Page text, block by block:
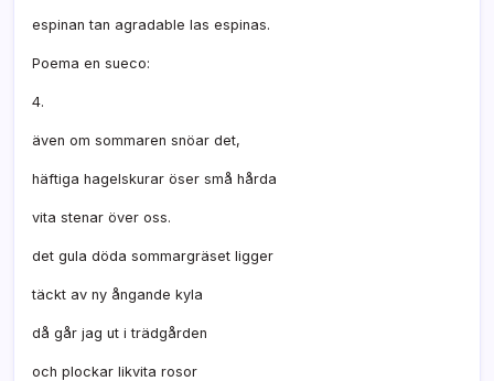
espinan tan agradable las espinas.
Poema en sueco:
4.
även om sommaren snöar det,
häftiga hagelskurar öser små hårda
vita stenar över oss.
det gula döda sommargräset ligger
täckt av ny ångande kyla
då går jag ut i trädgården
och plockar likvita rosor